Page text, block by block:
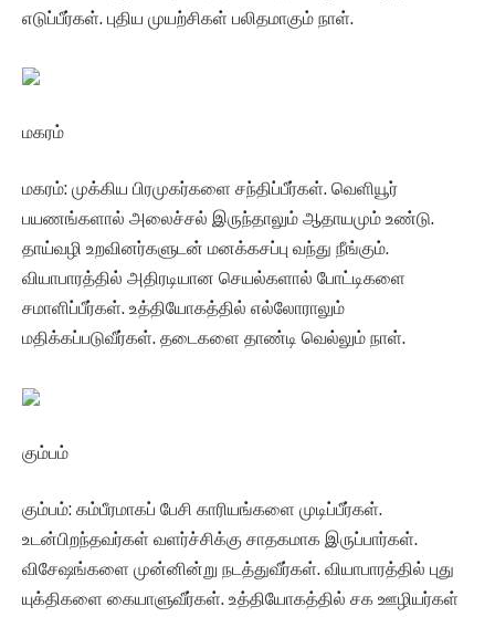
எடுப்பீர்கள். புதிய முயற்சிகள் பலிதமாகும் நாள்.
மகரம்
மகரம்: முக்கிய பிரமுகர்களை சந்திப்பீர்கள். வெளியூர்
பயணங்களால் அலைச்சல் இருந்தாலும் ஆதாயமும் உண்டு.
தாய்வழி உறவினர்களுடன் மனக்கசப்பு வந்து நீங்கும்.
வியாபாரத்தில் அதிரடியான செயல்களால் போட்டிகளை
சமாளிப்பீர்கள். உத்தியோகத்தில் எல்லோராலும்
மதிக்கப்படுவீர்கள். தடைகளை தாண்டி வெல்லும் நாள்.
கும்பம்
கும்பம்: கம்பீரமாகப் பேசி காரியங்களை முடிப்பீர்கள்.
உடன்பிறந்தவர்கள் வளர்ச்சிக்கு சாதகமாக இருப்பார்கள்.
விசேஷங்களை முன்னின்று நடத்துவீர்கள். வியாபாரத்தில் புது
யுக்திகளை கையாளுவீர்கள். உத்தியோகத்தில் சக ஊழியர்கள்